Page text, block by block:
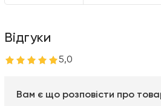
Відгуки
5,0
Вам є що розповісти про